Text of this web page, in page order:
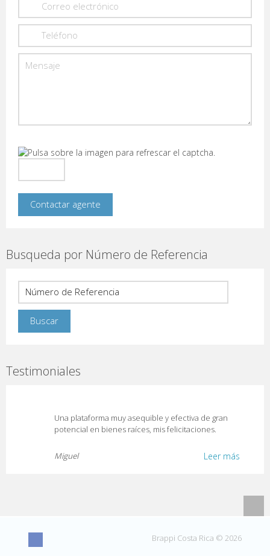
Busqueda por Número de Referencia
Testimoniales
Una plataforma muy asequible y efectiva de gran
potencial en bienes raíces, mis felicitaciones.
Leer más
Miguel
Brappi Costa Rica © 2026